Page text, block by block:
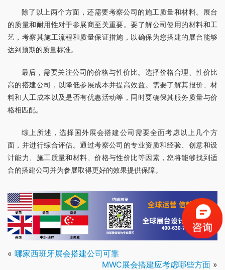
除了以上两个方面，还需要考察公司的施工质量和材料。展台
的质量和耐用性对于参展商至关重要。要了解公司使用的材料和工
艺，考察其施工流程和质量保证措施，以确保为您搭建的展台能够
达到预期的质量标准。
最后，需要关注公司的价格与性价比。选择价格合理、性价比
高的搭建公司，以降低参展成本并提高效益。需要了解其报价、材
料和人工成本以及是否有优惠活动等，同时要确保其服务质量与价
格相匹配。
综上所述，选择国外展会搭建公司需要全面考虑以上几个方
面，并进行综合评估。通过考察公司的专业资质和经验、创意和设
计能力、施工质量和材料、价格与性价比等因素，您将能够找到适
合的搭建公司并为参展取得更好的效果提供保障。
« 哪家西班牙展会搭建公司可靠
MWC展会搭建应考虑哪些方面 »